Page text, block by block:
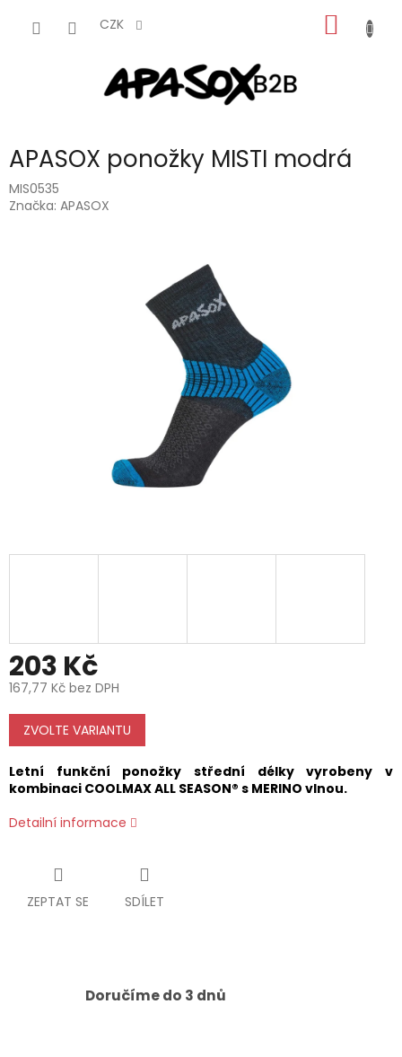
CZK
KOŠÍK
APASOX ponožky MISTI modrá
MIS0535
Značka: APASOX
203 Kč
167,77 Kč bez DPH
Měrná
cena:
ZVOLTE VARIANTU
Letní funkční ponožky střední délky vyrobeny v
kombinaci COOLMAX ALL SEASON® s MERINO vlnou.
Detailní informace
ZEPTAT SE SDÍLET
Doručíme do 3 dnů